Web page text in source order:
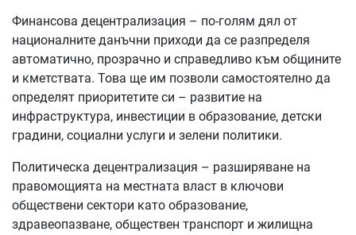
Финансова децентрализация – по-голям дял от
националните данъчни приходи да се разпределя
автоматично, прозрачно и справедливо към общините
и кметствата. Това ще им позволи самостоятелно да
определят приоритетите си – развитие на
инфраструктура, инвестиции в образование, детски
градини, социални услуги и зелени политики.
Политическа децентрализация – разширяване на
правомощията на местната власт в ключови
обществени сектори като образование,
здравеопазване, обществен транспорт и жилищна